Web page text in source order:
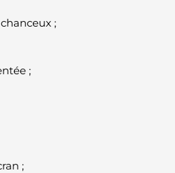
;
;
;